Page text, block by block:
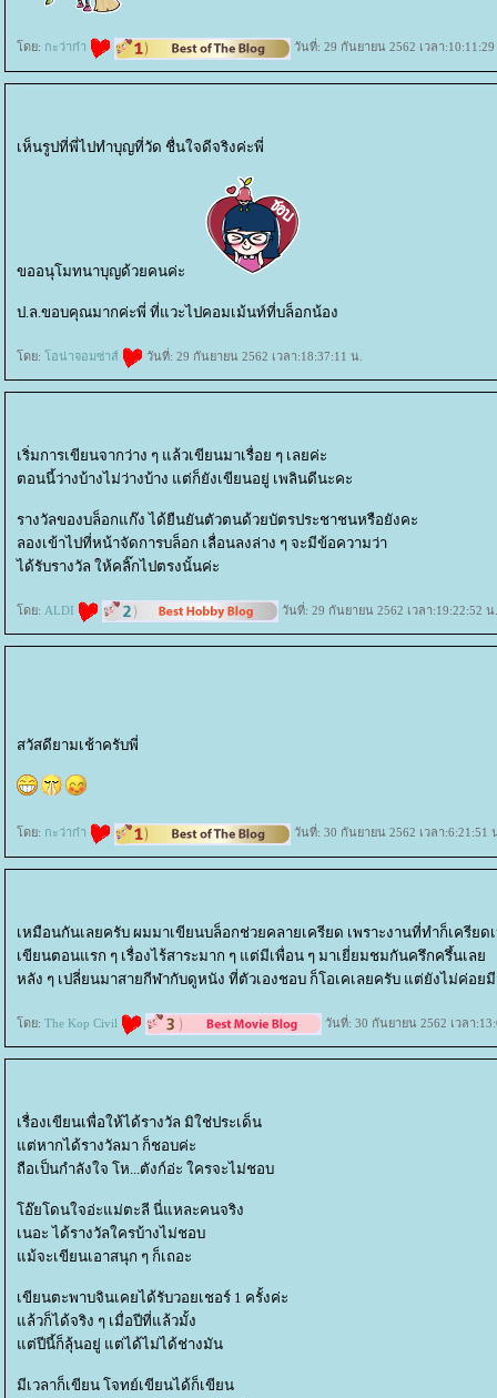
ดย: กะว่าก๋า วันที่: 29 กันยายน 2562 เวลา
เห็นรูปที่พี่ไปทำบุญที่วัด ชื่นใจดีจริงค่ะพี่
ขออนุโมทนาบุญด้วยคนค่ะ
ป.ล.ขอบคุณมากค่ะพี่ ที่แวะไปคอมเม้นท์ที่บล็อกน้อง
ดย: อน่าจอมซ่าส์ วันที่: 29 กันยายน 2562 เวลา:18:37:11 น.
เริ่มการเขียนจากว่าง ๆ แล้วเขียนมาเรื่อย ๆ เลยค่ะ
ตอนนี้ว่างบ้างไม่ว่างบ้าง แต่ก็ยังเขียนอยู่ เพลินดีนะคะ
รางวัลของบล็อกแก๊ง ได้ยืนยันตัวตนด้วยบัตรประชาชนหรือยังคะ
ลองเข้าไปที่หน้าจัดการบล็อก เลื่อนลงล่าง ๆ จะมีข้อความว่า
ได้รับรางวัล ให้คลิ๊กไปตรงนั้นค่ะ
ดย: ALDI วันที่: 29 กันยายน 2562 เวลา:19:22:52 น.
สวัสดียามเช้าครับพี่
ดย: กะว่าก๋า วันที่: 30 กันยายน 2562 เวลา:6:21:51
เหมือนกันเลยครับ ผมมาเขียนบล็อกช่วยคลายเครียด เพราะงานที่ทำก็เครียด
เขียนตอนแรก ๆ เรื่องไร้สาระมาก ๆ แต่มีเพื่อน ๆ มาเยี่ยมชมกันครึกครึ้นเล
หลัง ๆ เปลี่ยนมาสายกีฬากับดูหนัง ที่ตัวเองชอบ ก็โอเคเลยครับ แต่ยังไม่ค่อย
ดย: The Kop Civil วันที่: 30 กันยายน 2562 เวลา
เรื่องเขียนเพื่อให้ได้รางวัล มิใช่ประเด็น
ต่หากได้รางวัลมา ก็ชอบค่ะ
ถือเป็นกำลังใจ โห...ตังก์อ่ะ ใครจะไม่ชอบ
อ๊ยโดนใจอ่ะแม่ตะลี นี่แหละคนจริง
เนอะ ได้รางวัลใครบ้างไม่ชอบ
ม้จะเขียนเอาสนุก ๆ ก็เถอะ
เขียนตะพาบจินเคยได้รับวอยเชอร์ 1 ครั้งค่ะ
ล้วก็ได้จริง ๆ เมื่อปีที่แล้วมั้ง
ต่ปีนี้ก็ลุ้นอยู่ แต่ได้ไม่ได้ช่างมัน
มีเวลาก็เขียน โจทย์เขียนได้ก็เขียน